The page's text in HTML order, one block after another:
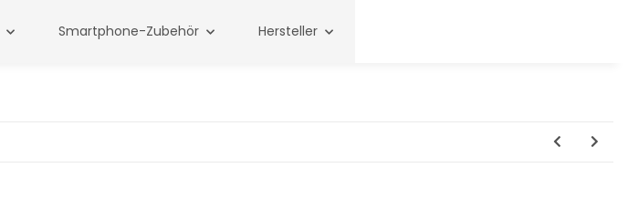
Smartphone-Zubehör Hersteller